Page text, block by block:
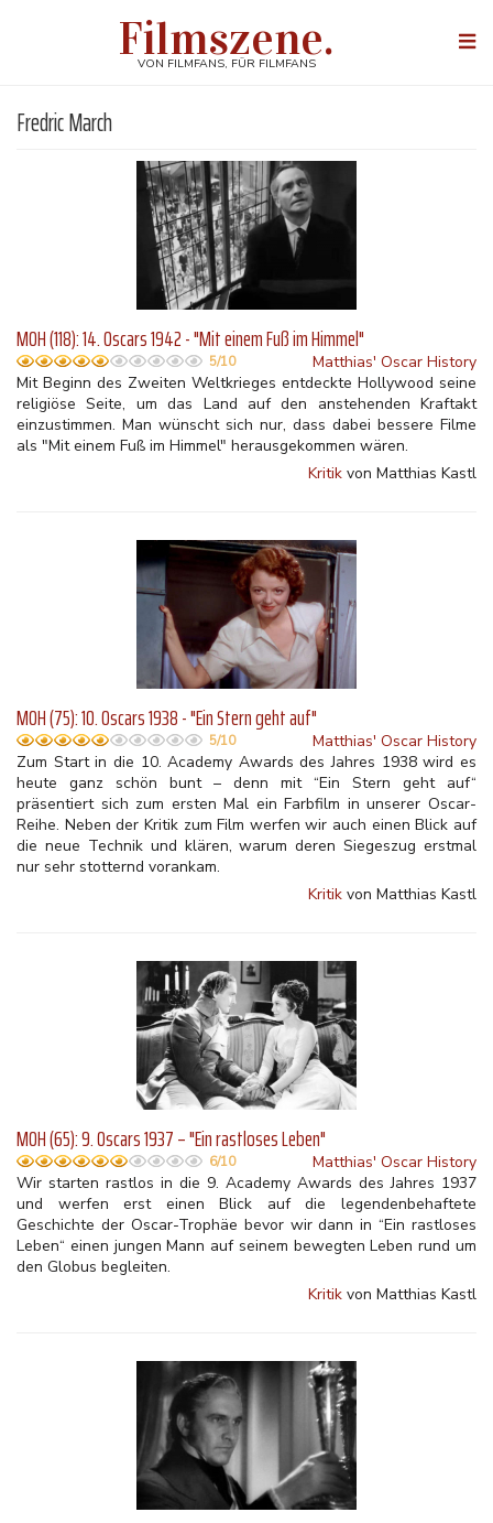
Filmszene.
VON FILMFANS, FÜR FILMFANS
Fredric March
MOH (118): 14. Oscars 1942 - "Mit einem Fuß im Himmel"
5/10
Matthias' Oscar History
Mit Beginn des Zweiten Weltkrieges entdeckte Hollywood seine
religiöse Seite, um das Land auf den anstehenden Kraftakt
einzustimmen. Man wünscht sich nur, dass dabei bessere Filme
als "Mit einem Fuß im Himmel" herausgekommen wären.
Kritik von Matthias Kastl
MOH (75): 10. Oscars 1938 - "Ein Stern geht auf"
5/10
Matthias' Oscar History
Zum Start in die 10. Academy Awards des Jahres 1938 wird es
heute ganz schön bunt – denn mit “Ein Stern geht auf“
präsentiert sich zum ersten Mal ein Farbfilm in unserer Oscar-
Reihe. Neben der Kritik zum Film werfen wir auch einen Blick auf
die neue Technik und klären, warum deren Siegeszug erstmal
nur sehr stotternd vorankam.
Kritik von Matthias Kastl
MOH (65): 9. Oscars 1937 – "Ein rastloses Leben"
6/10
Matthias' Oscar History
Wir starten rastlos in die 9. Academy Awards des Jahres 1937
und werfen erst einen Blick auf die legendenbehaftete
Geschichte der Oscar-Trophäe bevor wir dann in “Ein rastloses
Leben“ einen jungen Mann auf seinem bewegten Leben rund um
den Globus begleiten.
Kritik von Matthias Kastl